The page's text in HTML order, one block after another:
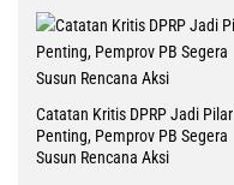
Catatan Kritis DPRP Jadi Pilar
Penting, Pemprov PB Segera
Susun Rencana Aksi